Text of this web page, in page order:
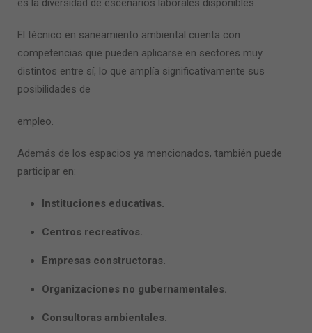
es la diversidad de escenarios laborales disponibles.
El técnico en saneamiento ambiental cuenta con
competencias que pueden aplicarse en sectores muy
distintos entre sí, lo que amplía significativamente sus
posibilidades de
empleo.
Además de los espacios ya mencionados, también puede
participar en:
Instituciones educativas.
Centros recreativos.
Empresas constructoras.
Organizaciones no gubernamentales.
Consultoras ambientales.